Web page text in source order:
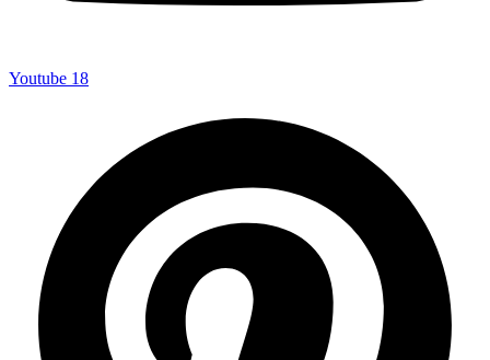
Youtube 18